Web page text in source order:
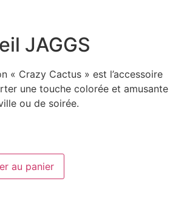
JAGGS
« Crazy Cactus » est l’accessoire
une touche colorée et amusante
ou de soirée.
au panier